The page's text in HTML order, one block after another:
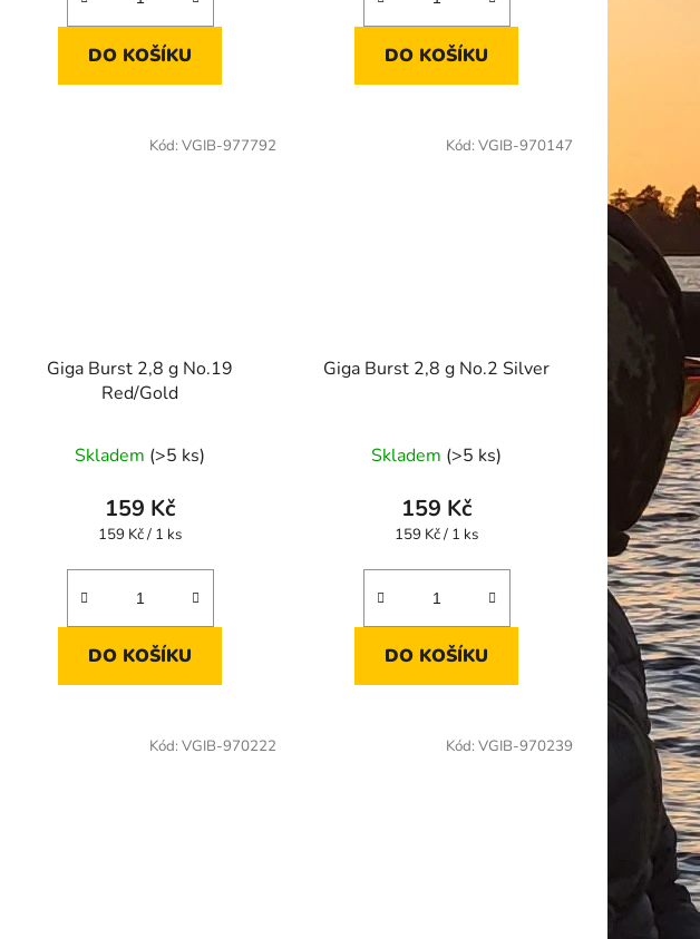
DO KOŠÍKU DO KOŠÍKU
Giga Burst 2,8 g No.19
Red/Gold
Skladem (>5 ks)
159 Kč
Měrná
159 Kč / 1 ks
DO KOŠÍKU
Kód: VGIB-977792
Giga Burst 2,8 g No.2 Silver
Skladem (>5 ks)
159 Kč
Měrná
159 Kč / 1 ks
DO KOŠÍKU
Kód: VGIB-970147
Kód: VGIB-970222 Kód: VGIB-970239